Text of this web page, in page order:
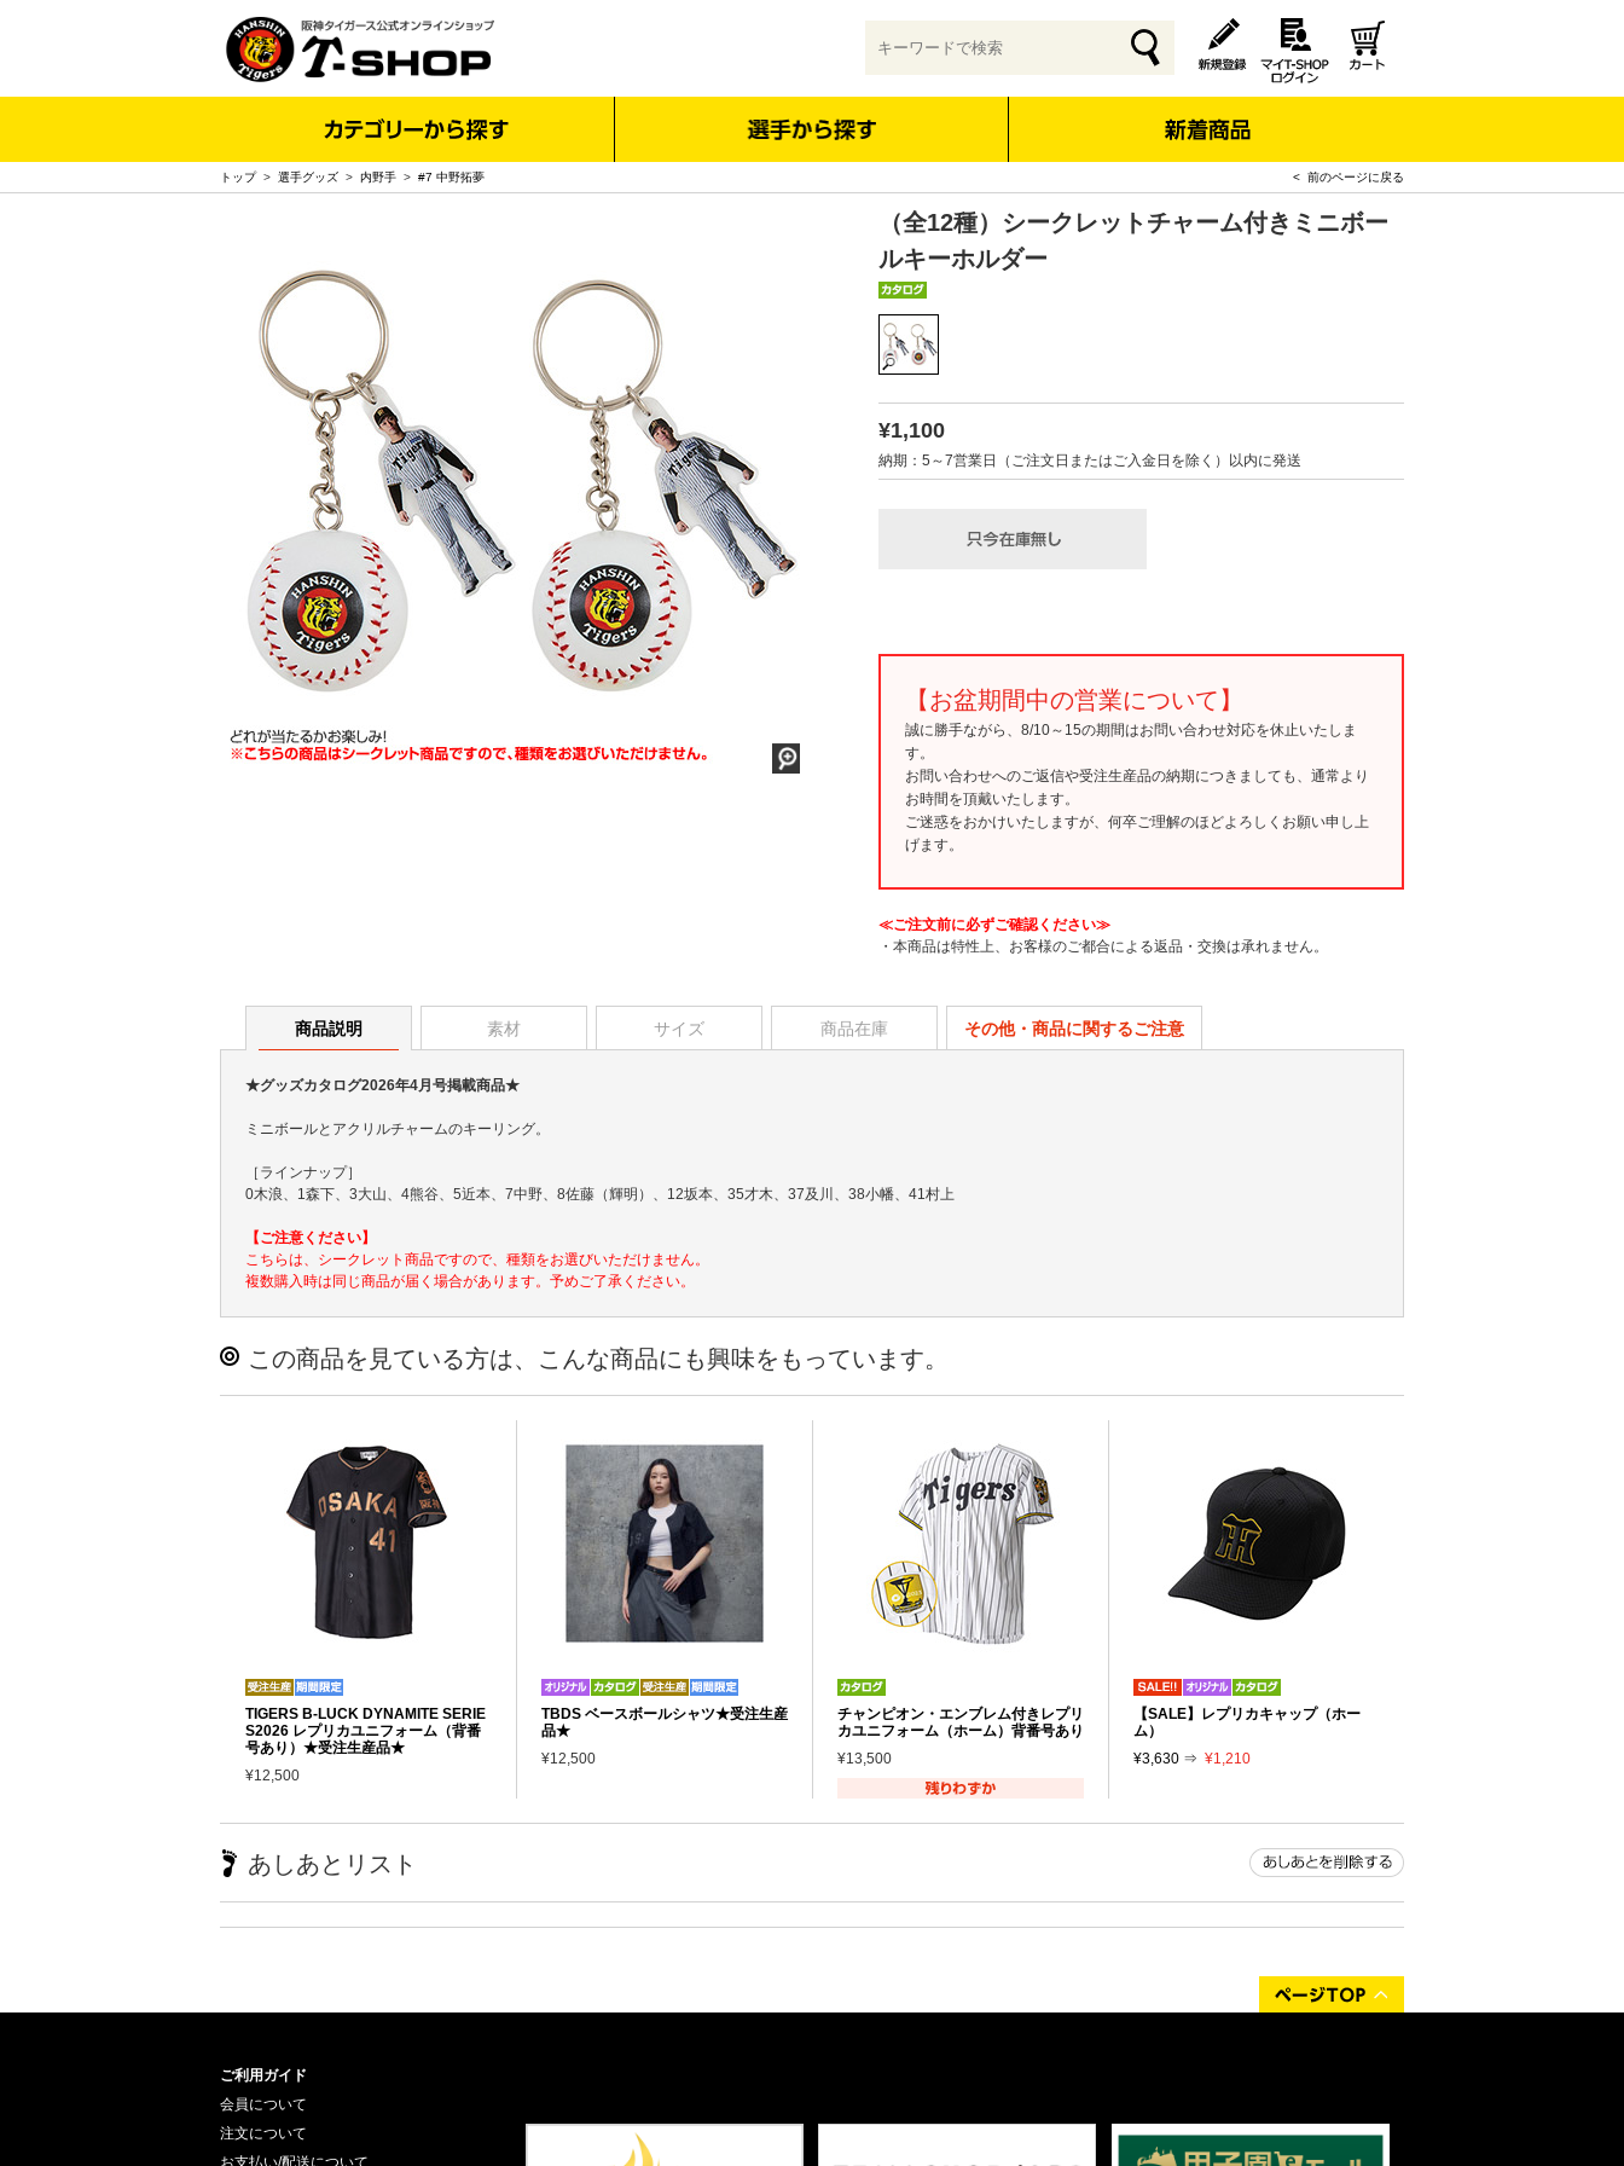
トップ> 選手グッズ > 内野手 > #7 中野拓夢 < 前のページに戻る
（全12種）シークレットチャーム付きミニボー
ルキーホルダー
¥1,100
納期：5～7営業日（ご注文日またはご入金日を除く）以内に発送
【お盆期間中の営業について】
誠に勝手ながら、8/10～15の期間はお問い合わせ対応を休止いたしま
す。
お問い合わせへのご返信や受注生産品の納期につきましても、通常より
お時間を頂戴いたします。
ご迷惑をおかけいたしますが、何卒ご理解のほどよろしくお願い申し上
げます。
≪ご注文前に必ずご確認ください≫
・本商品は特性上、お客様のご都合による返品・交換は承れません。
商品説明 素材 サイズ 商品在庫 その他・商品に関するご注意
★グッズカタログ2026年4月号掲載商品★
ミニボールとアクリルチャームのキーリング。
［ラインナップ］
0木浪、1森下、3大山、4熊谷、5近本、7中野、8佐藤（輝明）、12坂本、35才木、37及川、38小幡、41村上
【ご注意ください】
こちらは、シークレット商品ですので、種類をお選びいただけません。
複数購入時は同じ商品が届く場合があります。予めご了承ください。
この商品を見ている方は、こんな商品にも興味をもっています。
TIGERS B-LUCK DYNAMITE SERIE
S2026 レプリカユニフォーム（背番
号あり）★受注生産品★
¥12,500
TBDS ベースボールシャツ★受注生産
品★
¥12,500
チャンピオン・エンブレム付きレプリ
カユニフォーム（ホーム）背番号あり
¥13,500
【SALE】レプリカキャップ（ホー
ム）
¥3,630 ⇒ ¥1,210
あしあとリスト
ご利用ガイド
会員について
注文について
お支払い/配送について